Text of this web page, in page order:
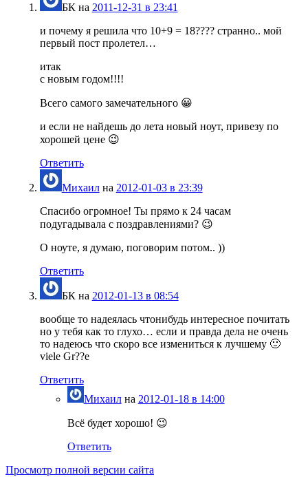
БКна 2011-12-31 в 23:41
и почему я решила что 10+9 = 18???? странно.. мой
первый пост пролетел…
итак
с новым годом!!!!
Всего самого замечательного 😀
и если не найдешь до лета новый ноут, привезу по
хорошей цене 😉
Ответить
Михаилна 2012-01-03 в 23:39
Спасибо огромное! Ты прямо к 24 часам
подугадывала с поздравлениями? 😉
О ноуте, я думаю, поговорим потом.. ))
Ответить
БКна 2012-01-13 в 08:54
вообще то надеялась чтонибудь интересное почитать
но у тебя как то глухо… если и правда дела не очень
то надеюсь что скоро все измениться к лучшему 🙂
viele Gr??e
Ответить
Михаилна 2012-01-18 в 14:00
Всё будет хорошо! 😉
Ответить
Просмотр полной версии сайта